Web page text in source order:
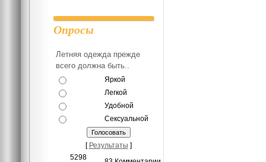
Опросы
Летняя одежда прежде
всего должна быть..
Яркой
Легкой
Удобной
Сексуальной
[ Результаты ]
5298